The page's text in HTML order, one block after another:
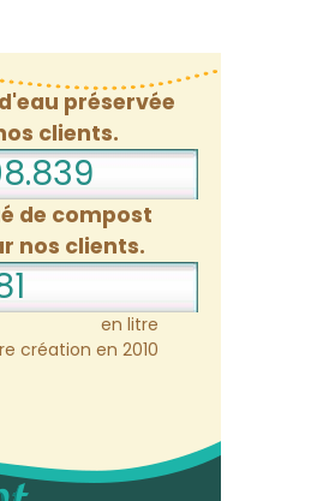
préservée
clients.
de compost
nos clients.
en litre
création en 2010